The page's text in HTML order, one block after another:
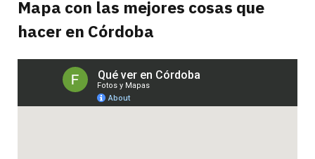
Mapa con las mejores cosas que
hacer en Córdoba